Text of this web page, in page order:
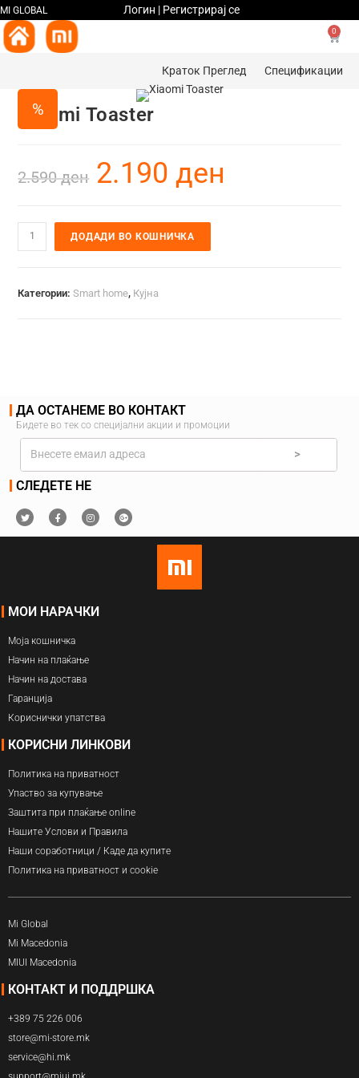
MI GLOBAL Логин | Регистрирај се
0
Краток Преглед Спецификации
%
Xiaomi Toaster
2.590ден 2.190ден
ДОДАДИ ВО КОШНИЧКА
Категории:Smart home, Кујна
ДА ОСТАНЕМЕ ВО КОНТАКТ
Бидете во тек со специјални акции и промоции
>
СЛЕДЕТЕ НЕ
МОИ НАРАЧКИ
Моја кошничка
Начин на плаќање
Начин на достава
Гаранција
Кориснички упатства
КОРИСНИ ЛИНКОВИ
Политика на приватност
Упаство за купување
Заштита при плаќање online
Нашите Услови и Правила
Наши соработници / Каде да купите
Политика на приватност и cookie
Mi Global
Mi Macedonia
MIUI Macedonia
КОНТАКТ И ПОДДРШКА
+389 75 226 006
store@mi-store.mk
service@hi.mk